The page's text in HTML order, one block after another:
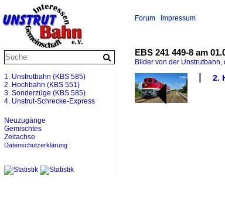
Forum Impressum
EBS 241 449-8 am
Bilder von der
2.
1. Unstrutbahn (KBS 585)
2. Hochbahn (KBS 551)
3. Sonderzüge (KBS 585)
4. Unstrut-Schrecke-Express
Neuzugänge
Gemischtes
Zeitachse
Datenschutzerklärung